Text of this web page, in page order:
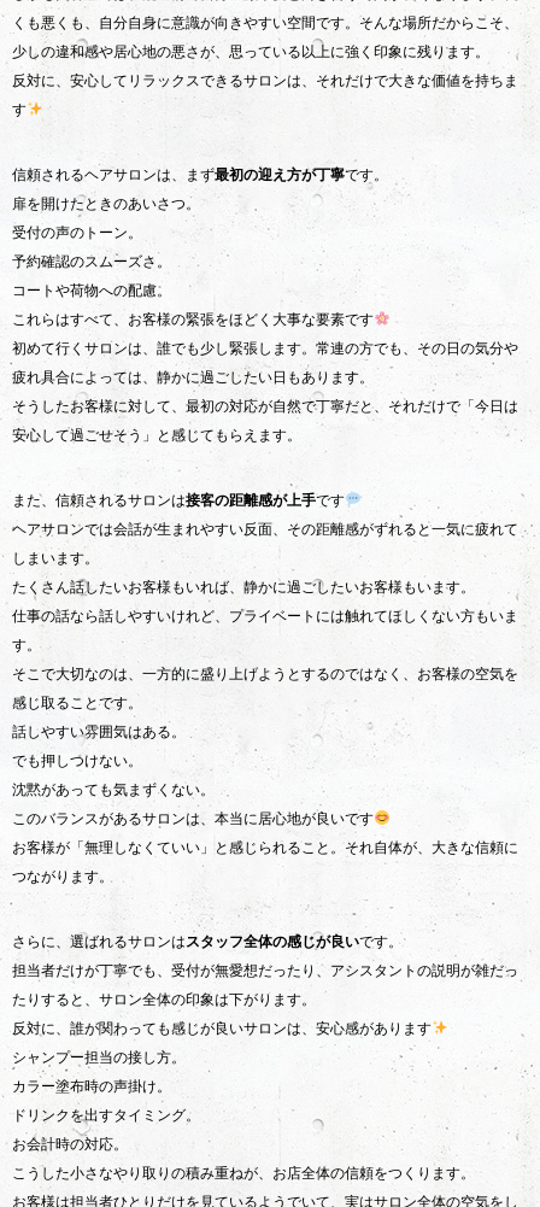
くも悪くも、自分自身に意識が向きやすい空間です。そんな場所だからこそ、
少しの違和感や居心地の悪さが、思っている以上に強く印象に残ります。
反対に、安心してリラックスできるサロンは、それだけで大きな価値を持ちま
す
信頼されるヘアサロンは、まず最初の迎え方が丁寧です。
扉を開けたときのあいさつ。
受付の声のトーン。
予約確認のスムーズさ。
コートや荷物への配慮。
これらはすべて、お客様の緊張をほどく大事な要素です
初めて行くサロンは、誰でも少し緊張します。常連の方でも、その日の気分や
疲れ具合によっては、静かに過ごしたい日もあります。
そうしたお客様に対して、最初の対応が自然で丁寧だと、それだけで「今日は
安心して過ごせそう」と感じてもらえます。
また、信頼されるサロンは接客の距離感が上手です
ヘアサロンでは会話が生まれやすい反面、その距離感がずれると一気に疲れて
しまいます。
たくさん話したいお客様もいれば、静かに過ごしたいお客様もいます。
仕事の話なら話しやすいけれど、プライベートには触れてほしくない方もいま
す。
そこで大切なのは、一方的に盛り上げようとするのではなく、お客様の空気を
感じ取ることです。
話しやすい雰囲気はある。
でも押しつけない。
沈黙があっても気まずくない。
このバランスがあるサロンは、本当に居心地が良いです
お客様が「無理しなくていい」と感じられること。それ自体が、大きな信頼に
つながります。
さらに、選ばれるサロンはスタッフ全体の感じが良いです。
担当者だけが丁寧でも、受付が無愛想だったり、アシスタントの説明が雑だっ
たりすると、サロン全体の印象は下がります。
反対に、誰が関わっても感じが良いサロンは、安心感があります
シャンプー担当の接し方。
カラー塗布時の声掛け。
ドリンクを出すタイミング。
お会計時の対応。
こうした小さなやり取りの積み重ねが、お店全体の信頼をつくります。
お客様は担当者ひとりだけを見ているようでいて、実はサロン全体の空気をし